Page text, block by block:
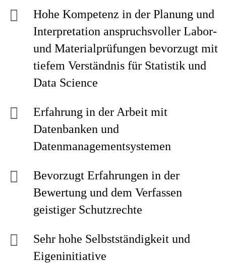
Hohe Kompetenz in der Planung und
Interpretation anspruchsvoller Labor-
und Materialprüfungen bevorzugt mit
tiefem Verständnis für Statistik und
Data Science
Erfahrung in der Arbeit mit
Datenbanken und
Datenmanagementsystemen
Bevorzugt Erfahrungen in der
Bewertung und dem Verfassen
geistiger Schutzrechte
Sehr hohe Selbstständigkeit und
Eigeninitiative